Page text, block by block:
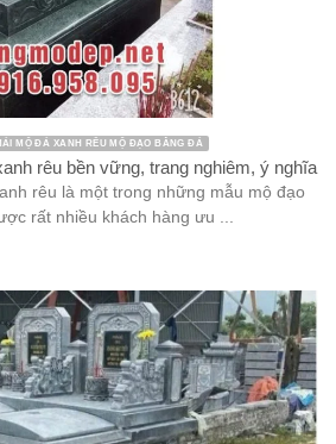
MỘ ĐÁ XANH RÊU MỘ ĐẠO BẰNG ĐÁ
rêu bền vững, trang nghiêm, ý nghĩa
rêu là một trong những mẫu mộ đạo
rất nhiều khách hàng ưu ...